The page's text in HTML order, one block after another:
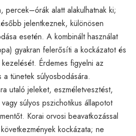
percek–órák alatt alakulhatnak ki;
jelentkeznek, különösen
esetén. A kombinált használat
gyakran felerősíti a kockázatot és
Érdemes figyelni az
tünetek súlyosbodására.
utaló jeleket, eszméletvesztést,
súlyos pszichotikus állapotot
Korai orvosi beavatkozással
kockázata; ne